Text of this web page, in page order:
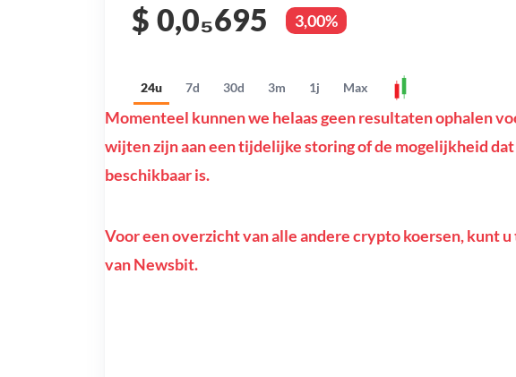
$ 0,0₅695 3,00%
24u 7d 30d 3m 1j Max
Momenteel kunnen we helaas geen resultaten ophalen
wijten zijn aan een tijdelijke storing of de mogelijkheid
beschikbaar is.
Voor een overzicht van alle andere crypto koersen, kunt
van Newsbit.